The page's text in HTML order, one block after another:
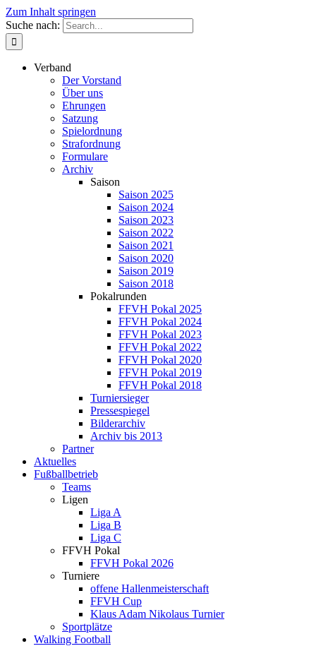
Zum Inhalt springen
Suche nach:
Verband
Der Vorstand
Über uns
Ehrungen
Satzung
Spielordnung
Strafordnung
Formulare
Archiv
Saison
Saison 2025
Saison 2024
Saison 2023
Saison 2022
Saison 2021
Saison 2020
Saison 2019
Saison 2018
Pokalrunden
FFVH Pokal 2025
FFVH Pokal 2024
FFVH Pokal 2023
FFVH Pokal 2022
FFVH Pokal 2020
FFVH Pokal 2019
FFVH Pokal 2018
Turniersieger
Pressespiegel
Bilderarchiv
Archiv bis 2013
Partner
Aktuelles
Fußballbetrieb
Teams
Ligen
Liga A
Liga B
Liga C
FFVH Pokal
FFVH Pokal 2026
Turniere
offene Hallenmeisterschaft
FFVH Cup
Klaus Adam Nikolaus Turnier
Sportplätze
Walking Football